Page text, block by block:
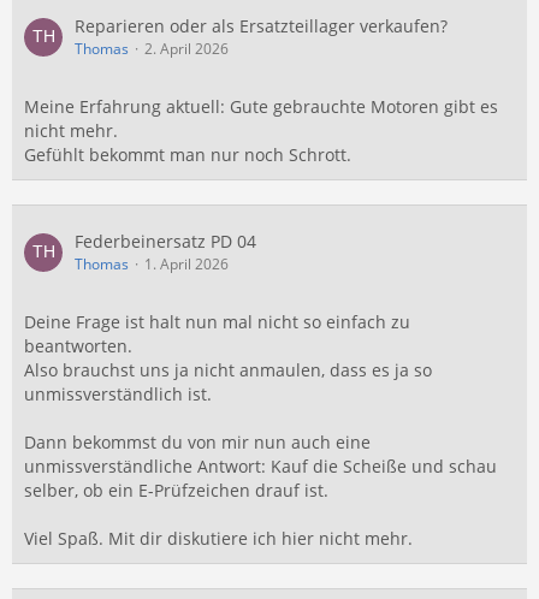
Reparieren oder als Ersatzteillager verkaufen?
Thomas 2. April 2026
Meine Erfahrung aktuell: Gute gebrauchte Motoren gibt es
nicht mehr.
Gefühlt bekommt man nur noch Schrott.
Federbeinersatz PD 04
Thomas 1. April 2026
Deine Frage ist halt nun mal nicht so einfach zu
beantworten.
Also brauchst uns ja nicht anmaulen, dass es ja so
unmissverständlich ist.
Dann bekommst du von mir nun auch eine
unmissverständliche Antwort: Kauf die Scheiße und schau
selber, ob ein E-Prüfzeichen drauf ist.
Viel Spaß. Mit dir diskutiere ich hier nicht mehr.